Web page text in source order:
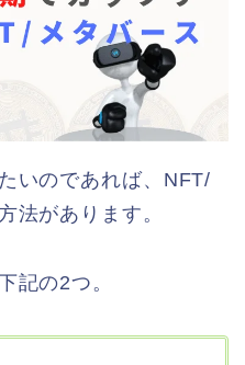
いのであれば、NFT/
法があります。
記の2つ。